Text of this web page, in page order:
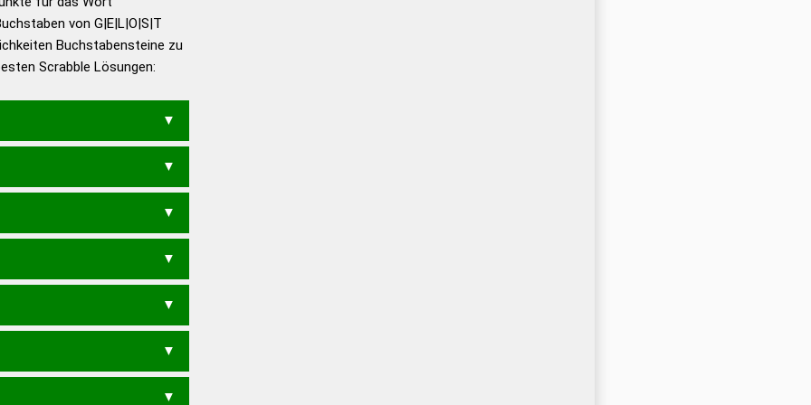
– Die deutsche Grammatik
– Deutsches
von G|E|L|O|S|T
Buchstabensteine zu
Scrabble Lösungen:
LOSE
SOGT SOLE